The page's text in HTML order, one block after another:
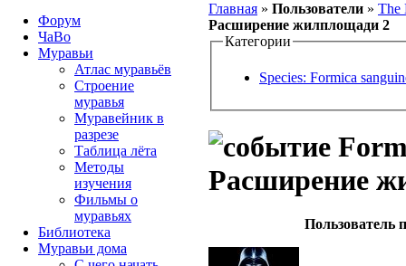
Главная » Пользователи » The
Расширение жилплощади 2
Категории
Species: Formica
Расширение
Пользователь
Форум
ЧаВо
Муравьи
Атлас муравьёв
Строение
муравья
Муравейник в
разрезе
Таблица лёта
Методы
изучения
Фильмы о
муравьях
Библиотека
Муравьи дома